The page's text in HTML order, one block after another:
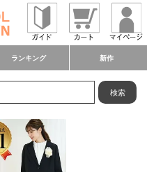
ランキング 新作
検索